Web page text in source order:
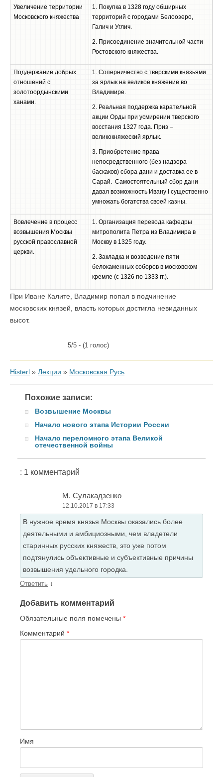
Увеличение территории
Московского княжества
1. Покупка в 1328 году обширных
территорий с городами Белоозеро,
Галич и Углич.
2. Присоединение значительной части
Ростовского княжества.
Поддержание добрых
отношений с
золотоордынскими
ханами.
1. Соперничество с тверскими князьями
за ярлык на великое княжение во
Владимире.
2. Реальная поддержка карательной
акции Орды при усмирении тверского
восстания 1327 года. Приз –
великокняжеский ярлык.
3. Приобретение права
непосредственного (без надзора
баскаков) сбора дани и доставка ее в
Сарай. Самостоятельный сбор дани
давал возможность Ивану I существенно
умножать богатства своей казны.
Вовлечение в процесс
возвышения Москвы
русской православной
церкви.
1. Организация перевода кафедры
митрополита Петра из Владимира в
Москву в 1325 году.
2. Закладка и возведение пяти
белокаменных соборов в московском
кремле (с 1326 по 1333 гг.).
При Иване Калите, Владимир попал в подчинение
московских князей, власть которых достигла невиданных
высот.
5/5 - (1 голос)
Histerl » Лекции » Московская Русь
Похожие записи:
Возвышение Москвы
Начало нового этапа Истории России
Начало переломного этапа Великой
отечественной войны
: 1 комментарий
М. Сулакадзенко
12.10.2017 в 17:33
В нужное время князья Москвы оказались более
деятельными и амбициозными, чем владетели
старинных русских княжеств, это уже потом
подтянулись объективные и субъективные причины
возвышения удельного городка.
Ответить ↓
Добавить комментарий
Обязательные поля помечены *
Комментарий *
Имя